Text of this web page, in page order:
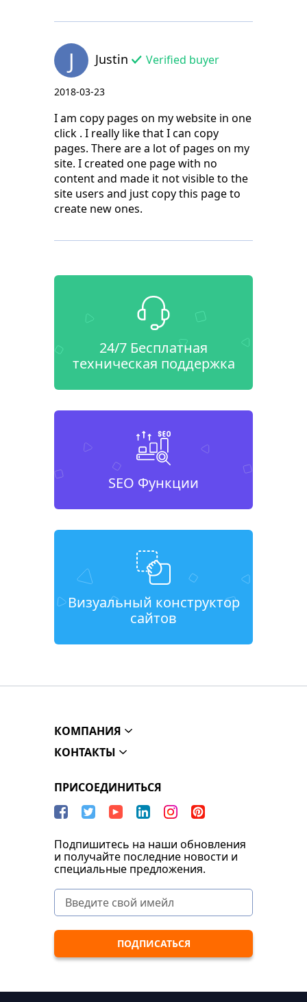
J Justin Verified buyer
2018-03-23
I am copy pages on my website in one
click . I really like that I can copy
pages. There are a lot of pages on my
site. I created one page with no
content and made it not visible to the
site users and just copy this page to
create new ones.
24/7 Бесплатная
техническая поддержка
SEO Функции
Визуальный конструктор
сайтов
КОМПАНИЯ
КОНТАКТЫ
ПРИСОЕДИНИТЬСЯ
Подпишитесь на наши обновления
и получайте последние новости и
специальные предложения.